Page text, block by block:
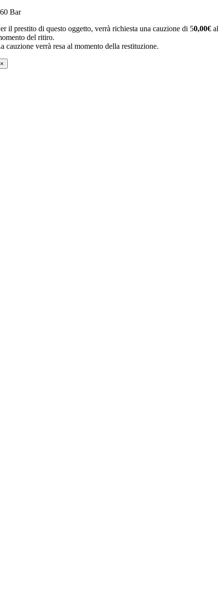
Bar
il prestito di questo oggetto, verrà richiesta una cauzione di 50,00€ al
del ritiro.
cauzione verrà resa al momento della restituzione.
×